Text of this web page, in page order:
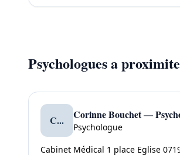
Psychologues a proximite
C...
Psychologue